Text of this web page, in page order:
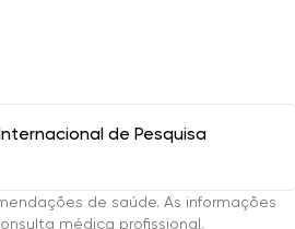
de Pesquisa
de saúde. As informações
médica profissional.